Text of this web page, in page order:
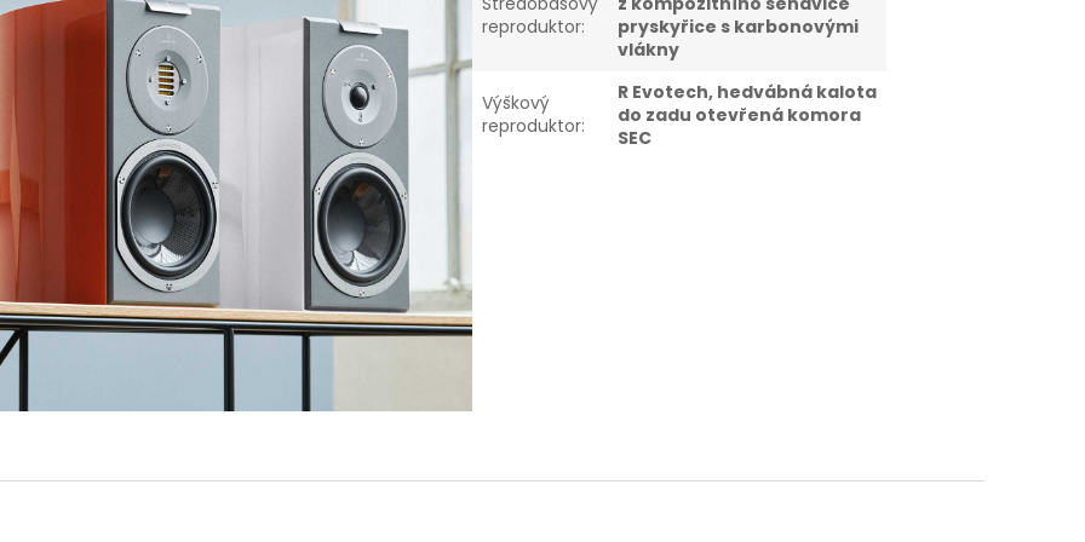
reproduktor:
pryskyřice s karbonovými
vlákny
Výškový
reproduktor:
R Evotech, hedvábná kalota
do zadu otevřená komora
SEC